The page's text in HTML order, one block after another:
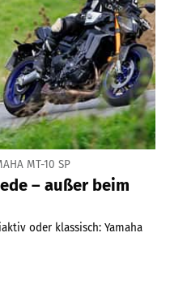
MT-10 SP
– außer beim
oder klassisch: Yamaha